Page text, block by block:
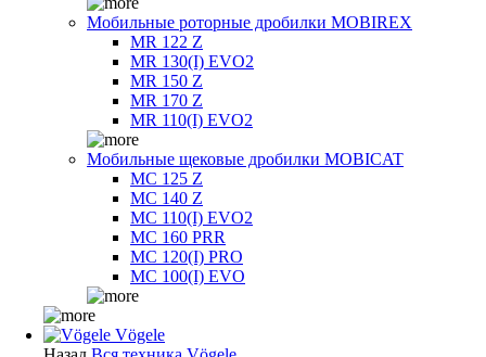
Мобильные роторные дробилки MOBIREX
MR 122 Z
MR 130(I) EVO2
MR 150 Z
MR 170 Z
MR 110(I) EVO2
Мобильные щековые дробилки MOBICAT
MC 125 Z
MC 140 Z
MC 110(I) EVO2
MC 160 PRR
MC 120(I) PRO
MC 100(I) EVO
Vögele